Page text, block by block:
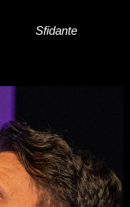
Sfidante